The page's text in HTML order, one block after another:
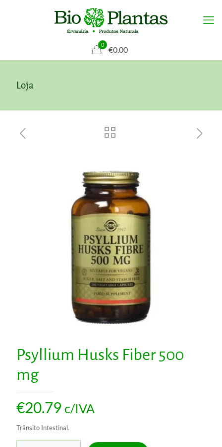
0
€0.00
Loja
Psyllium Husks Fiber 500
mg
€20.79 c/IVA
Trânsito Intestinal.